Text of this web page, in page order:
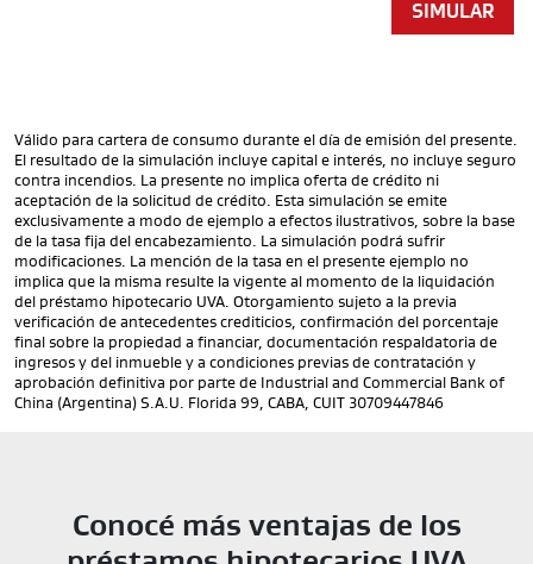
SIMULAR
Válido para cartera de consumo durante el día de emisión del presente.
El resultado de la simulación incluye capital e interés, no incluye seguro
contra incendios. La presente no implica oferta de crédito ni
aceptación de la solicitud de crédito. Esta simulación se emite
exclusivamente a modo de ejemplo a efectos ilustrativos, sobre la base
de la tasa fija del encabezamiento. La simulación podrá sufrir
modificaciones. La mención de la tasa en el presente ejemplo no
implica que la misma resulte la vigente al momento de la liquidación
del préstamo hipotecario UVA. Otorgamiento sujeto a la previa
verificación de antecedentes crediticios, confirmación del porcentaje
final sobre la propiedad a financiar, documentación respaldatoria de
ingresos y del inmueble y a condiciones previas de contratación y
aprobación definitiva por parte de Industrial and Commercial Bank of
China (Argentina) S.A.U. Florida 99, CABA, CUIT 30709447846
Conocé más ventajas de los